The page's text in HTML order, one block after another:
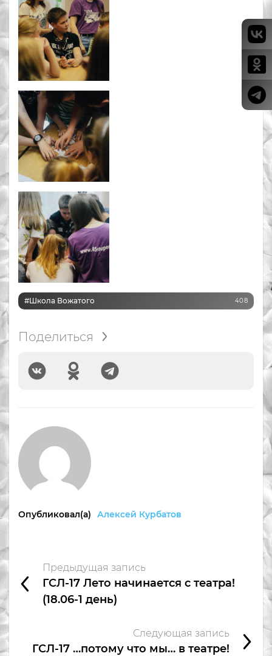
#Школа Вожатого 408
Поделиться
Опубликовал(а) Алексей Курбатов
Предыдущая запись
ГСЛ-17 Лето начинается с театра!
(18.06-1 день)
Следующая запись
ГСЛ-17 …потому что мы… в театре!